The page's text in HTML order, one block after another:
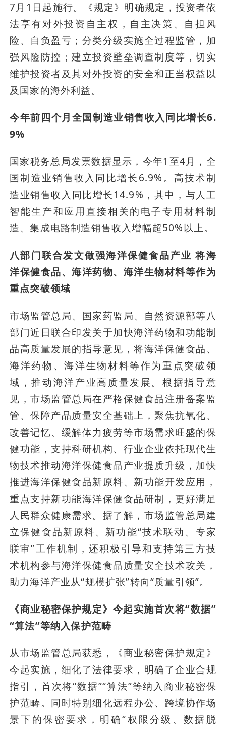
7月1日起施行。《规定》明确规定，投资者依
法享有对外投资自主权，自主决策、自担风
险、自负盈亏；分类分级实施全过程监管，加
强风险防控；建立投资壁垒调查制度等，切实
维护投资者及其对外投资的安全和正当权益以
及国家的海外利益。
今年前四个月全国制造业销售收入同比增长6.
9%
国家税务总局发票数据显示，今年1至4月，全
国制造业销售收入同比增长6.9%。高技术制
造业销售收入同比增长14.9%，其中，与人工
智能生产和应用直接相关的电子专用材料制
造、集成电路制造销售收入增幅超50%以上。
八部门联合发文做强海洋保健食品产业 将海
洋保健食品、海洋药物、海洋生物材料等作为
重点突破领域
市场监管总局、国家药监局、自然资源部等八
部门近日联合印发关于加快海洋药物和功能制
品高质量发展的指导意见，将海洋保健食品、
海洋药物、海洋生物材料等作为重点突破领
域，推动海洋产业高质量发展。根据指导意
见，市场监管总局在严格保健食品注册备案监
管、保障产品质量安全基础上，聚焦抗氧化、
改善记忆、缓解体力疲劳等市场需求旺盛的保
健功能，支持科研机构、行业企业依托现代生
物技术推动海洋保健食品产业提质升级，加快
推进海洋保健食品新原料、新功能开发应用，
重点支持新功能海洋保健食品研制，更好满足
人民群众健康需求。据了解，市场监管总局建
立保健食品新原料、新功能“技术联动、专家
联审”工作机制，还积极引导和支持第三方技
术机构参与海洋保健食品质量安全技术攻关，
助力海洋产业从“规模扩张”转向“质量引领”。
《商业秘密保护规定》今起实施首次将“数据”
“算法”等纳入保护范畴
从市场监管总局获悉，《商业秘密保护规定》
今起实施，细化了法律要求，明确了企业合规
指引，首次将“数据”“算法”等纳入商业秘密保
护范畴。同时特别细化远程办公、跨境协作场
景下的保密要求，明确“权限分级、数据脱